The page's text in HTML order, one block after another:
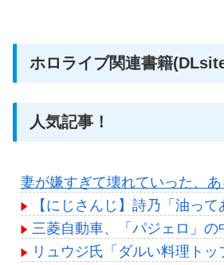
ホロライブ関連書籍
人気記事！
妻が嫌すぎて壊れていった、
【にじさんじ】詩乃「油っ
三菱自動車、「パジェロ」
リュウジ氏「ダルい料理ト